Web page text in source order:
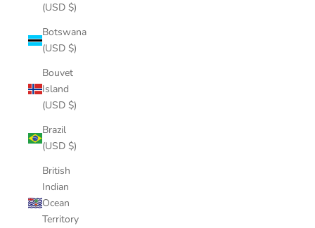
(USD $)
Botswana
(USD $)
Bouvet
Island
(USD $)
Brazil
(USD $)
British
Indian
Ocean
Territory